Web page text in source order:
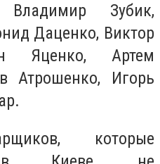
Зубик,
Даценко, Виктор
Яценко, Артем
Атрошенко, Игорь
которые